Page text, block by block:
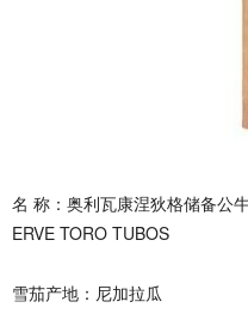
名 称：奥利瓦康涅狄格储备公
ERVE TORO TUBOS
雪茄产地：尼加拉瓜